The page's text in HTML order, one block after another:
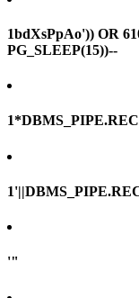
1bdXsPpAo')) OR
PG_SLEEP(15))--
'"